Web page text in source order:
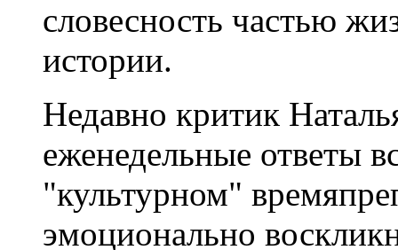
словесность частью
истории.
Недавно критик
еженедельные ответы
"культурном"
эмоционально